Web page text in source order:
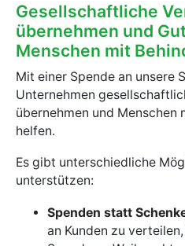
Gesellschaftliche
übernehmen und
Menschen mit
Mit einer Spende an unsere
Unternehmen
übernehmen und Menschen
helfen.
Es gibt unterschiedliche
unterstützen:
Spenden statt
an Kunden zu